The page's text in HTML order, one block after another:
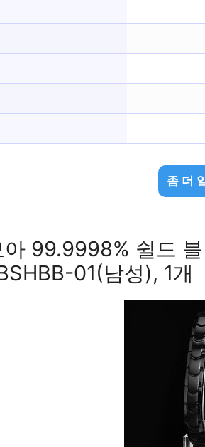
좀 더
아 99.9998% 쉴드
01(남성), 1개